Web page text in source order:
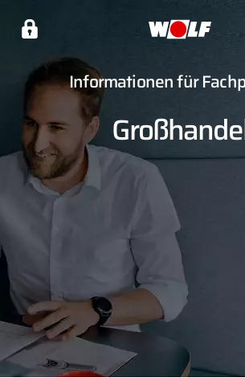
Informationen für